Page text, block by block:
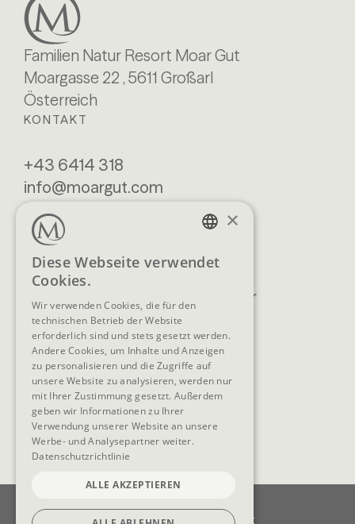
Familien Natur Resort Moar Gut
Moargasse 22 , 5611 Großarl
Österreich
KONTAKT
+43 6414 318
info@moargut.com
SERVICES
Lage & Anreise
Blog
FAQ
Buchen
Anfragen
Newsletter
AGB
SOCIAL MEDIA
Impressum
Datenschutz
Datenschutzeinstellungen
Barrierefreiheit
×
Diese Webseite verwendet
Cookies.
Wir verwenden Cookies, die für den
technischen Betrieb der Website
erforderlich sind und stets gesetzt werden.
Andere Cookies, um Inhalte und Anzeigen
zu personalisieren und die Zugriffe auf
unsere Website zu analysieren, werden nur
mit Ihrer Zustimmung gesetzt. Außerdem
geben wir Informationen zu Ihrer
Verwendung unserer Website an unsere
Werbe- und Analysepartner weiter.
Datenschutzrichtlinie
ALLE AKZEPTIEREN